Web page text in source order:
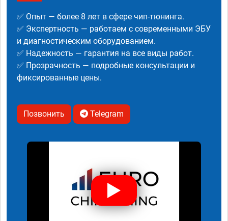
✅ Опыт — более 8 лет в сфере чип-тюнинга.
✅ Экспертность — работаем с современными ЭБУ
и диагностическим оборудованием.
✅ Надежность — гарантия на все виды работ.
✅ Прозрачность — подробные консультации и
фиксированные цены.
Позвонить Telegram